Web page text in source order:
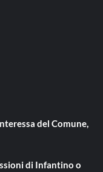
del Comune,
di Infantino o